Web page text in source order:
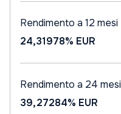
Rendimento a 12 mesi
24,31978% EUR
Rendimento a 24 mesi
39,27284% EUR